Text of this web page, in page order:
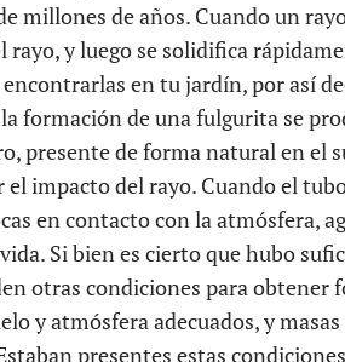
millones de años. Cuando un
rayo, y luego se solidifica
en tu jardín, por así
formación de una fulgurita se
presente de forma natural en el
impacto del rayo. Cuando el
en contacto con la atmósfera,
Si bien es cierto que hubo
otras condiciones para obtener
y atmósfera adecuados, y
presentes estas